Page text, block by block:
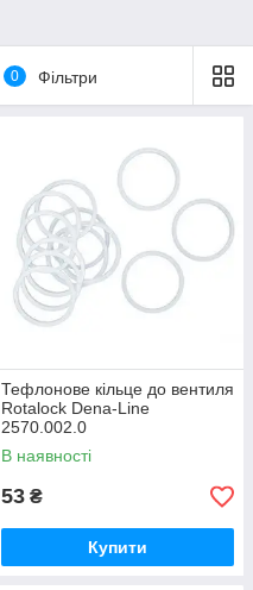
0 Фільтри
Тефлонове кільце до вентиля
Rotalock Dena-Line
2570.002.0
В наявності
53 ₴
Купити